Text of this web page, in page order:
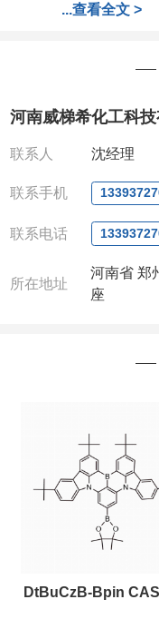
CAS号：
分
设备齐全的研
产品，如需其
产品详细价格
联系人：杨经
微信：
电或者QQ、微
系。出现质量
,
梯希）,会让您
以下是公司部
也可联系。
...查看全文 >
河南威梯希化工科技
联系人 沈经理
联系手机
联系电话
所在地址
河南省 郑
座
DtBuCzB-Bpin CAS号：